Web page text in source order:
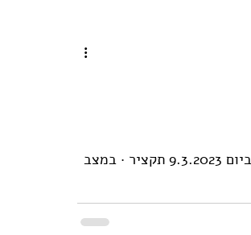
הופץ כנייר עמדה של פורום המרצות והמרצים למשפטים למען הדמוקרטיה ביום 9.3.2023 תקציר · במצב